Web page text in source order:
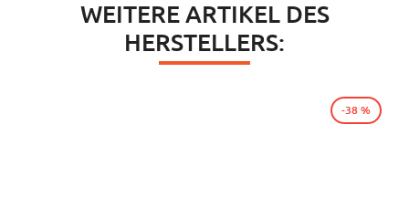
WEITERE ARTIKEL DES
HERSTELLERS:
-38 %